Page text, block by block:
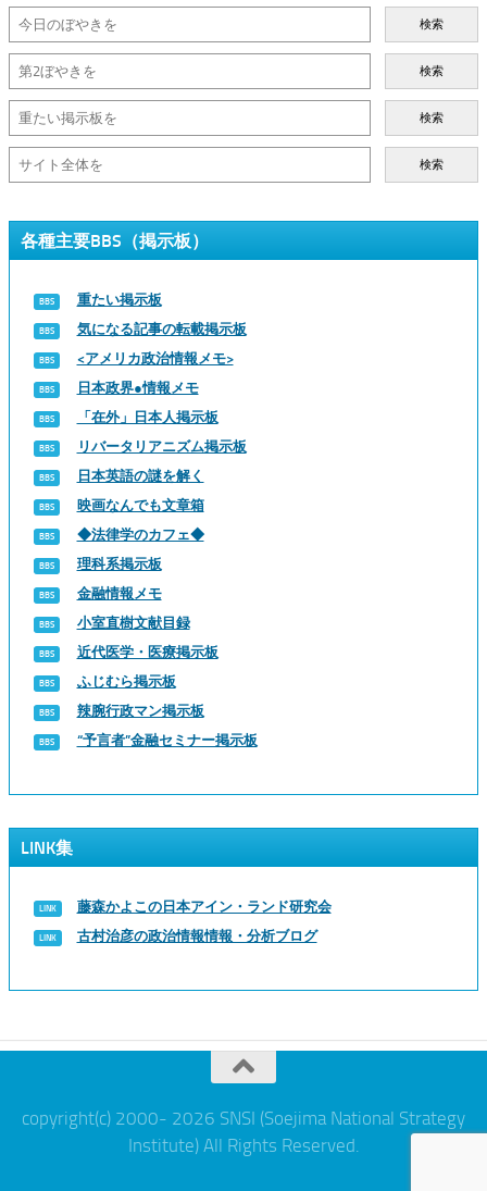
検索
検索
検索
検索
各種主要BBS（掲示板）
重たい掲示板
気になる記事の転載掲示板
<アメリカ政治情報メモ>
日本政界●情報メモ
「在外」日本人掲示板
リバータリアニズム掲示板
日本英語の謎を解く
映画なんでも文章箱
◆法律学のカフェ◆
理科系掲示板
金融情報メモ
小室直樹文献目録
近代医学・医療掲示板
ふじむら掲示板
辣腕行政マン掲示板
“予言者”金融セミナー掲示板
LINK集
藤森かよこの日本アイン・ランド研究会
古村治彦の政治情報情報・分析ブログ
copyright(c) 2000- 2026 SNSI (Soejima National Strategy
Institute) All Rights Reserved.